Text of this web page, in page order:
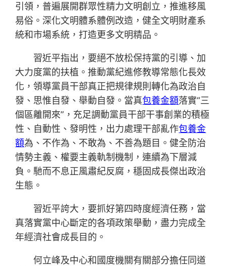
引領，普遍展開群眾性精力文明創立，推進移風
易俗。深化文明體系體例改造，健全文明財產系
統和市場系統，打造更多文明精品。
習近平指出，要絕不放松保持黨的引導、加
大力度黨的扶植。推動黨紀進修教導常態化長效
化，領導黨員干部真正把規律規則轉化為政治自
發、思惟自發、舉動自發。當真包養金額落實“三
個區離開來”，充足調動黨員干部干事創業的積極
性、自動性、發明性，出力處理干部亂作包養金
額為、不作為、不敢為、不善為題目。健全防治
情勢主義、權要主義軌制機制，連續為下層減
負。馳而不息正風肅紀反腐，穩固成長傑出政治
生態。
習近平誇大，要抓好第四時度經濟任務，當
真落實黨中心斷定的各項政策舉動，盡力完成全
年經濟社會成長目的。
何立峰及中心和國度機關有關部分擔任同道